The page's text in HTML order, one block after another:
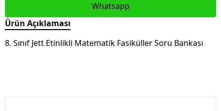
Whatsapp
Ürün Açıklaması
8. Sınıf Jett Etinlikli Matematik Fasiküller Soru Bankası